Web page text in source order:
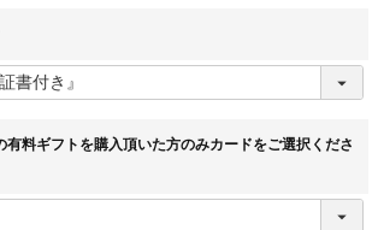
有料ギフトを購入頂いた方のみカードをご選択くださ